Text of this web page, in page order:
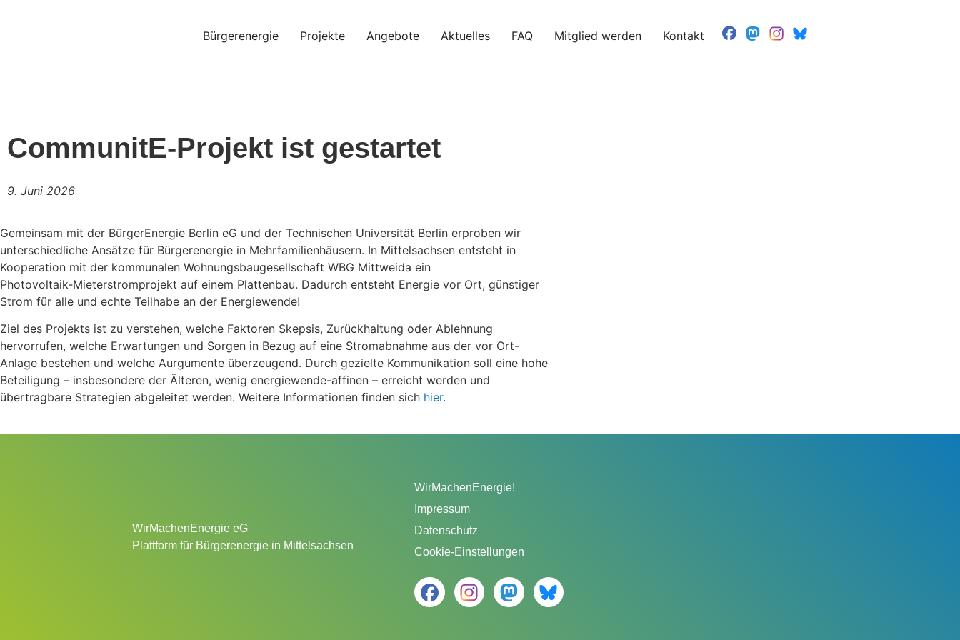
Bürgerenergie Projekte Angebote Aktuelles FAQ Mitglied werden Kontakt
CommunitE-Projekt ist gestartet
9. Juni 2026
Gemeinsam mit der BürgerEnergie Berlin eG und der Technischen Universität Berlin erproben wir
unterschiedliche Ansätze für Bürgerenergie in Mehrfamilienhäusern. In Mittelsachsen entsteht in
Kooperation mit der kommunalen Wohnungsbaugesellschaft WBG Mittweida ein
Photovoltaik‑Mieterstromprojekt auf einem Plattenbau. Dadurch entsteht Energie vor Ort, günstiger
Strom für alle und echte Teilhabe an der Energiewende!
Ziel des Projekts ist zu verstehen, welche Faktoren Skepsis, Zurückhaltung oder Ablehnung
hervorrufen, welche Erwartungen und Sorgen in Bezug auf eine Stromabnahme aus der vor Ort-
Anlage bestehen und welche Aurgumente überzeugend. Durch gezielte Kommunikation soll eine hohe
Beteiligung – insbesondere der Älteren, wenig energiewende-affinen – erreicht werden und
übertragbare Strategien abgeleitet werden. Weitere Informationen finden sich hier.
WirMachenEnergie eG
Plattform für Bürgerenergie in Mittelsachsen
WirMachenEnergie!
Impressum
Datenschutz
Cookie-Einstellungen